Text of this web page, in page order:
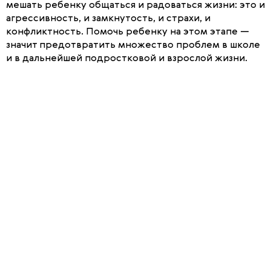
мешать ребенку общаться и радоваться жизни: это и
агрессивность, и замкнутость, и страхи, и
конфликтность. Помочь ребенку на этом этапе —
значит предотвратить множество проблем в школе
и в дальнейшей подростковой и взрослой жизни.